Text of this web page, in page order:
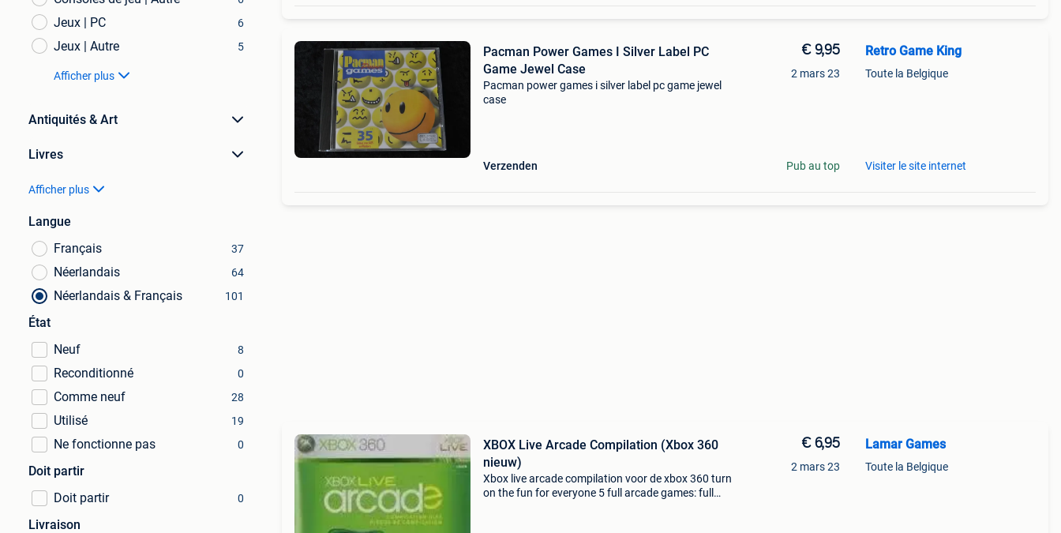
Jeux | PC 6
Jeux | Autre 5
Afficher plus
Antiquités & Art
Livres
Afficher plus
Langue
Français
37
Néerlandais 64
Néerlandais & Français 101
État
Neuf
8
Reconditionné 0
Comme neuf 28
Utilisé 19
Ne fonctionne pas 0
Doit partir
Doit partir
0
Livraison
Pacman Power Games I Silver Label PC
Game Jewel Case
Pacman power games i silver label pc game jewel
case
Verzenden
€ 9,95
2 mars 23
Pub au top
Retro Game King
Toute la Belgique
Visiter le site internet
XBOX Live Arcade Compilation (Xbox 360
nieuw)
Xbox live arcade compilation voor de xbox 360 turn
on the fun for everyone 5 full arcade games: full
€ 6,95
2 mars 23
Lamar Games
Toute la Belgique